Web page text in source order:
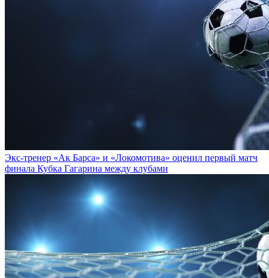
Экс-тренер «Ак Барса» и «Локомотива» оценил первый матч
финала Кубка Гагарина между клубами